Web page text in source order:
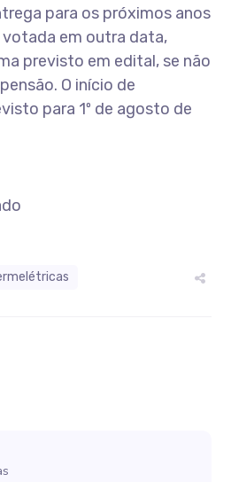
para os próximos anos
em outra data,
previsto em edital, se não
O início de
para 1º de agosto de